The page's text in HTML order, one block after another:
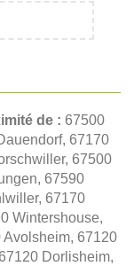
de : 67500
67170
67500
67590
67170
Wintershouse,
Avolsheim, 67120
Dorlisheim,